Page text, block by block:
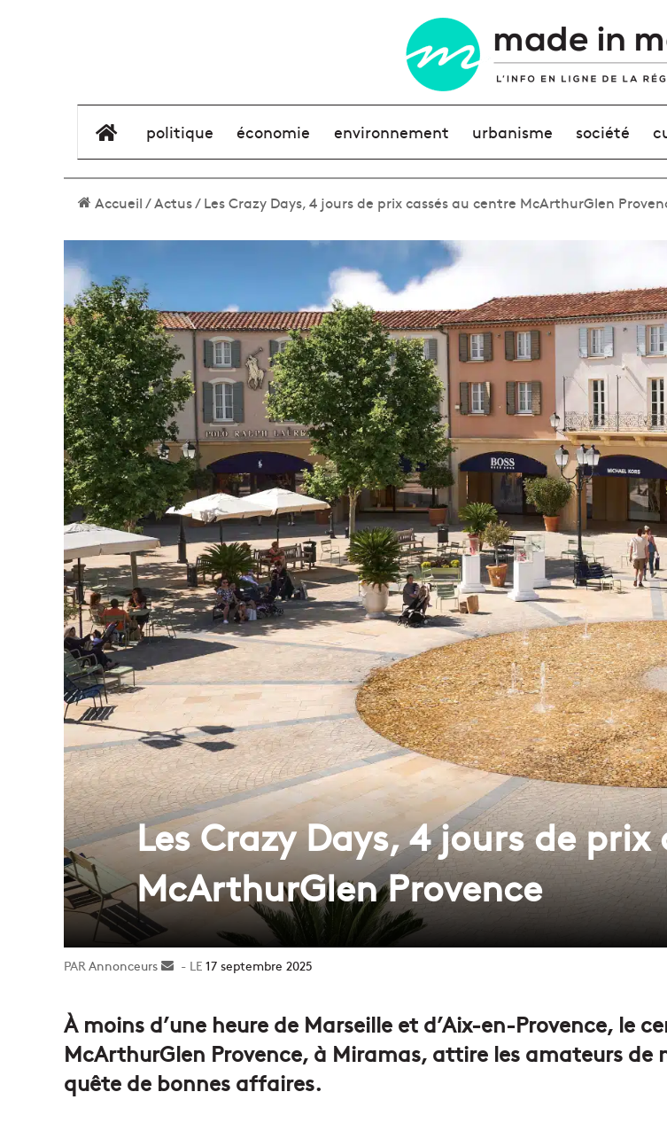
élément de menu
politique économie environnement urbanisme société
Accueil/Actus/Les Crazy Days, 4 jours de prix cassés au centre McArthurGlen
Les Crazy Days, 4 jours de
McArthurGlen Provence
Annonceurs
Envoyer17 septembre 2025
À moins d’une heure de Marseille et d’Aix-en-Provence, le
McArthurGlen Provence, à Miramas, attire les amateurs de
quête de bonnes affaires.